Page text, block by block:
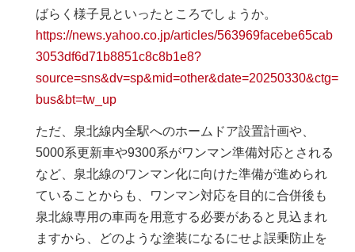
ばらく様子見といったところでしょうか。
https://news.yahoo.co.jp/articles/563969facebe65cab
3053df6d71b8851c8c8b1e8?
source=sns&dv=sp&mid=other&date=20250330&ctg=
bus&bt=tw_up
ただ、泉北線内全駅へのホームドア設置計画や、
5000系更新車や9300系がワンマン準備対応とされる
など、泉北線のワンマン化に向けた準備が進められ
ていることからも、ワンマン対応を目的に合併後も
泉北線専用の車両を用意する必要があると見込まれ
ますから、どのような塗装になるにせよ誤乗防止を